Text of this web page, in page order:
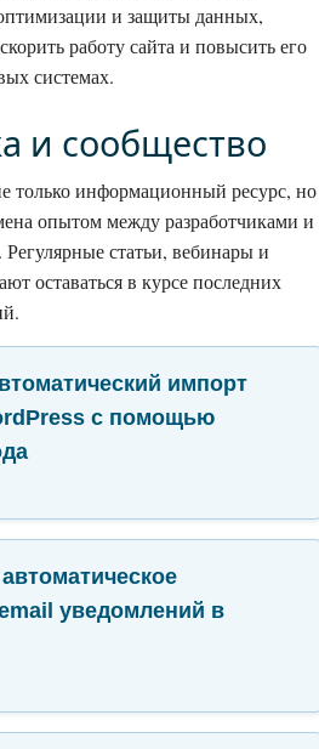
и защиты данных,
работу сайта и повысить его
системах.
и сообщество
только информационный ресурс, но
опытом между разработчиками и
статьи, вебинары и
оставаться в курсе последних
импорт
с помощью
уведомлений в